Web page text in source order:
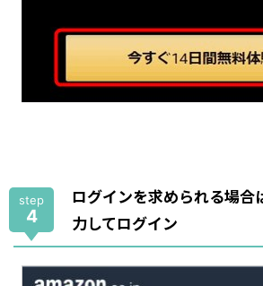
step
4
ログインを求められる場合
力してログイン